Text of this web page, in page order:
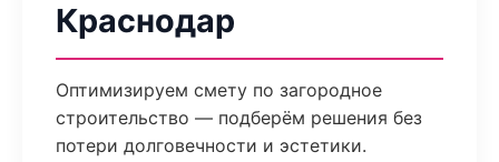
Краснодар
Оптимизируем смету по загородное
строительство — подберём решения без
потери долговечности и эстетики.